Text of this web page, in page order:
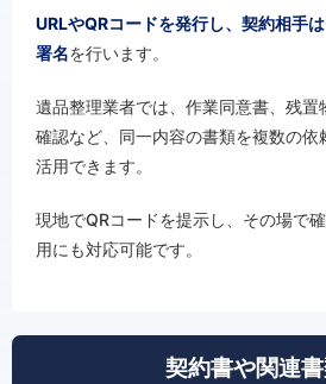
URLやQRコードを発行し、契約相手
署名を行います。
遺品整理業者では、作業同意書、残置
確認など、同一内容の書類を複数の依
活用できます。
現地でQRコードを提示し、その場で
用にも対応可能です。
契約書や関連